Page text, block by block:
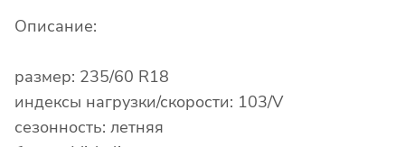
Описание:
размер: 235/60 R18
индексы нагрузки/скорости: 103/V
сезонность: летняя